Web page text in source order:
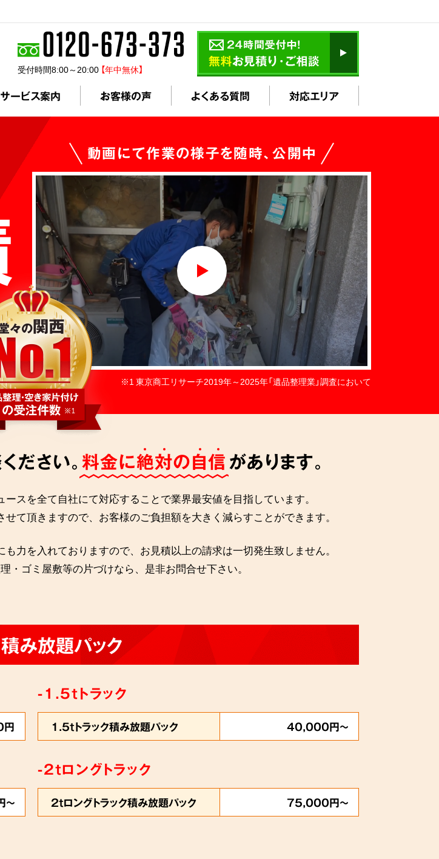
受付時間8:00～20:00 【年中無休】
サービス案内 お客様の声 よくある質問 対応エリア
動画にて作業の様子を随時、公開中
※1 東京商工リサーチ2019年～2025年「遺品整理業」調査において
ださい。料金に絶対の自信があります。
スを全て自社にて対応することで業界最安値を目指しています。
て頂きますので、お客様のご負担額を大きく減らすことができます。
力を入れておりますので、お見積以上の請求は一切発生致しません。
・ゴミ屋敷等の片づけなら、是非お問合せ下さい。
積み放題パック
-1.5tトラック
1.5tトラック積み放題パック 40,000円～
-2tロングトラック
2tロングトラック積み放題パック 75,000円～